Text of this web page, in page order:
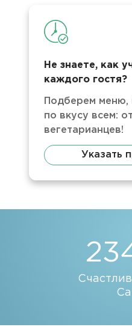
Не знаете, как
каждого гостя?
Подберем меню,
по вкусу всем:
вегетарианцев!
Указать